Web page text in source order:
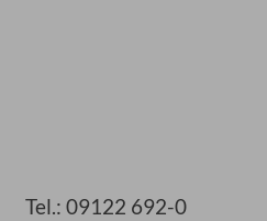
Tel.: 09122 692-0